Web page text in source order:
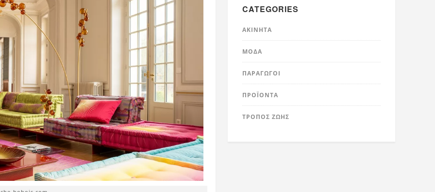
CATEGORIES
ΑΚΊΝΗΤΑ
ΜΌΔΑ
ΠΑΡΑΓΩΓΟΊ
ΠΡΟΪΌΝΤΑ
ΤΡΟΠΟΣ ΖΩΗΣ